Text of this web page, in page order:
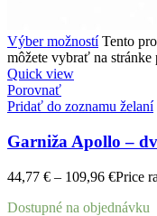
Výber možností Tento
môžete vybrať na stránke
Quick view
Porovnať
Pridať do zoznamu želaní
Garniža Apollo –
44,77 € – 109,96 €Price
Dostupné na objednávku